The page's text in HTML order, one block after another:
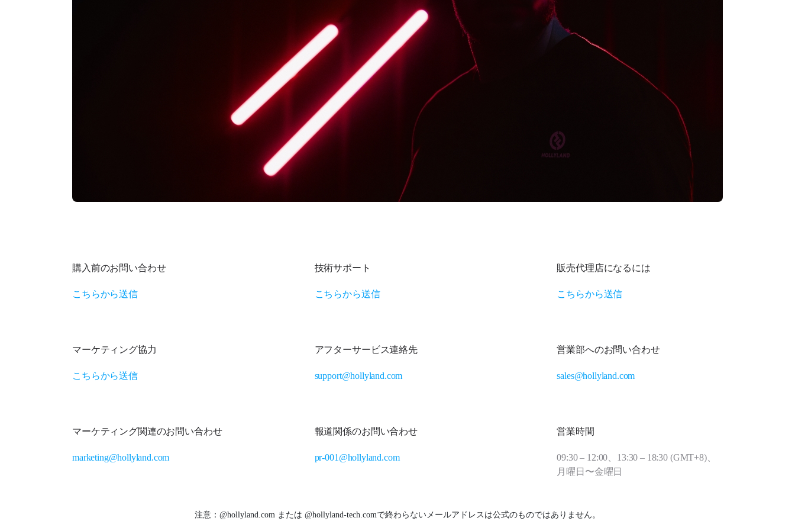
購入前のお問い合わせ
こちらから送信
技術サポート
こちらから送信
販売代理店になるには
こちらから送信
マーケティング協力
こちらから送信
アフターサービス連絡先
support@hollyland.com
営業部へのお問い合わせ
sales@hollyland.com
マーケティング関連のお問い合わせ
marketing@hollyland.com
報道関係のお問い合わせ
pr-001@hollyland.com
営業時間
09:30 – 12:00、13:30 – 18:30 (GMT+8)、
月曜日〜金曜日
注意：@hollyland.com または @hollyland-tech.comで終わらないメールアドレスは公式のものではありません。